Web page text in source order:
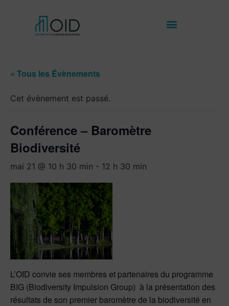
« Tous les Évènements
Cet évènement est passé.
Conférence – Baromètre
Biodiversité
mai 21 @ 10 h 30 min - 12 h 30 min
L’OID convie ses membres et partenaires du programme
BIG (Biodiversity Impulsion Group) à la présentation des
résultats de son premier baromètre de la biodiversité en